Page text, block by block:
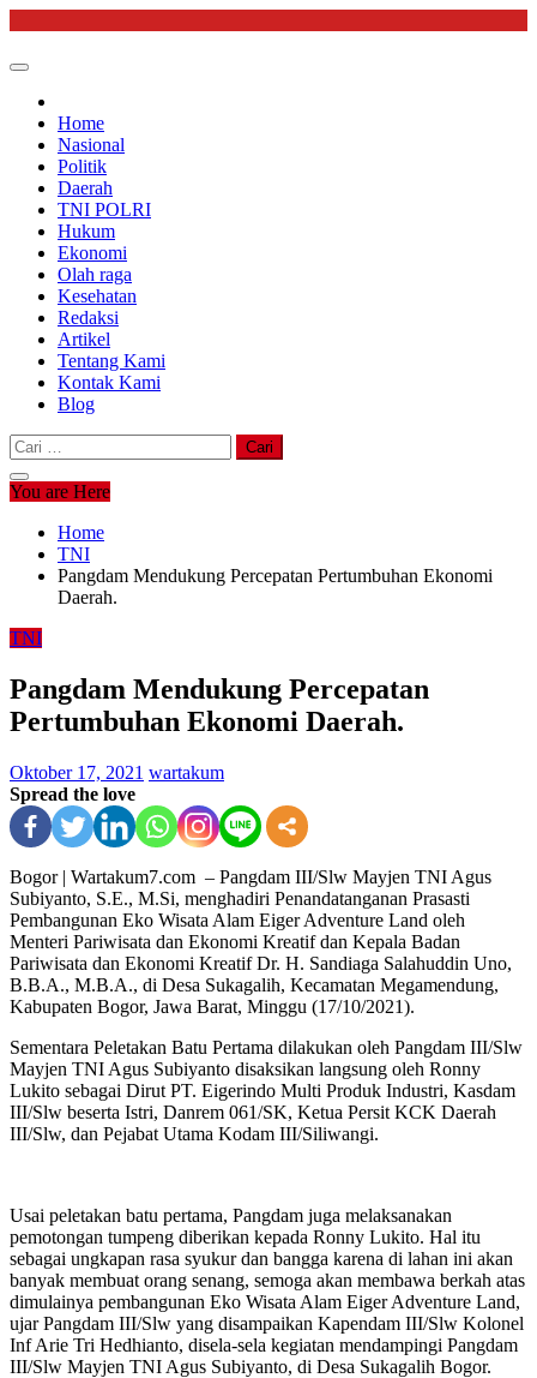
content
Home
Nasional
Politik
Daerah
TNI POLRI
Hukum
Ekonomi
Olah raga
Kesehatan
Redaksi
Artikel
Tentang Kami
Kontak Kami
Blog
Cari
untuk:
You are Here
Home
TNI
Pangdam Mendukung Percepatan Pertumbuhan Ekonomi
Daerah.
TNI
Pangdam Mendukung Percepatan
Pertumbuhan Ekonomi Daerah.
Oktober 17, 2021 wartakum
Spread the love
Bogor | Wartakum7.com – Pangdam III/Slw Mayjen TNI Agus
Subiyanto, S.E., M.Si, menghadiri Penandatanganan Prasasti
Pembangunan Eko Wisata Alam Eiger Adventure Land oleh
Menteri Pariwisata dan Ekonomi Kreatif dan Kepala Badan
Pariwisata dan Ekonomi Kreatif Dr. H. Sandiaga Salahuddin Uno,
B.B.A., M.B.A., di Desa Sukagalih, Kecamatan Megamendung,
Kabupaten Bogor, Jawa Barat, Minggu (17/10/2021).
Sementara Peletakan Batu Pertama dilakukan oleh Pangdam III/Slw
Mayjen TNI Agus Subiyanto disaksikan langsung oleh Ronny
Lukito sebagai Dirut PT. Eigerindo Multi Produk Industri, Kasdam
III/Slw beserta Istri, Danrem 061/SK, Ketua Persit KCK Daerah
III/Slw, dan Pejabat Utama Kodam III/Siliwangi.
Usai peletakan batu pertama, Pangdam juga melaksanakan
pemotongan tumpeng diberikan kepada Ronny Lukito. Hal itu
sebagai ungkapan rasa syukur dan bangga karena di lahan ini akan
banyak membuat orang senang, semoga akan membawa berkah atas
dimulainya pembangunan Eko Wisata Alam Eiger Adventure Land,
ujar Pangdam III/Slw yang disampaikan Kapendam III/Slw Kolonel
Inf Arie Tri Hedhianto, disela-sela kegiatan mendampingi Pangdam
III/Slw Mayjen TNI Agus Subiyanto, di Desa Sukagalih Bogor.